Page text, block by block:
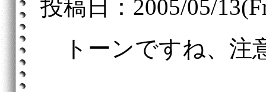
投稿日：2005/05/
トーンですね、注